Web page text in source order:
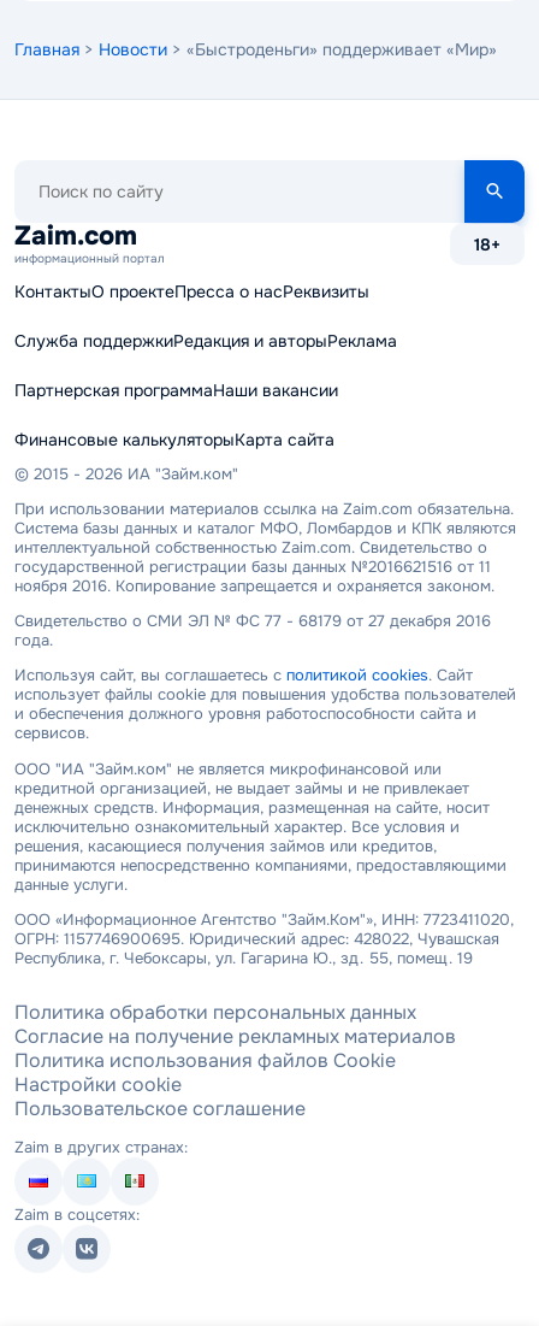
Главная > Новости > «Быстроденьги» поддерживает «Мир»
сайту
Zaim.com
информационный портал
18+
КонтактыО проектеПресса о насРеквизиты
Служба поддержкиРедакция и авторыРеклама
Партнерская программаНаши вакансии
Финансовые калькуляторыКарта сайта
© 2015 - 2026 ИА "Займ.ком"
При использовании материалов ссылка на Zaim.com обязательна.
Система базы данных и каталог МФО, Ломбардов и КПК являются
интеллектуальной собственностью Zaim.com. Свидетельство о
государственной регистрации базы данных №2016621516 от 11
ноября 2016. Копирование запрещается и охраняется законом.
Свидетельство о СМИ ЭЛ № ФС 77 - 68179 от 27 декабря 2016
года.
Используя сайт, вы соглашаетесь с политикой cookies. Сайт
использует файлы cookie для повышения удобства пользователей
и обеспечения должного уровня работоспособности сайта и
сервисов.
ООО "ИА "Займ.ком" не является микрофинансовой или
кредитной организацией, не выдает займы и не привлекает
денежных средств. Информация, размещенная на сайте, носит
исключительно ознакомительный характер. Все условия и
решения, касающиеся получения займов или кредитов,
принимаются непосредственно компаниями, предоставляющими
данные услуги.
ООО «Информационное Агентство "Займ.Ком"», ИНН: 7723411020,
ОГРН: 1157746900695. Юридический адрес: 428022, Чувашская
Республика, г. Чебоксары, ул. Гагарина Ю., зд. 55, помещ. 19
Политика обработки персональных данных
Согласие на получение рекламных материалов
Политика использования файлов Cookie
Настройки cookie
Пользовательское соглашение
Zaim в других странах:
Zaim в соцсетях: